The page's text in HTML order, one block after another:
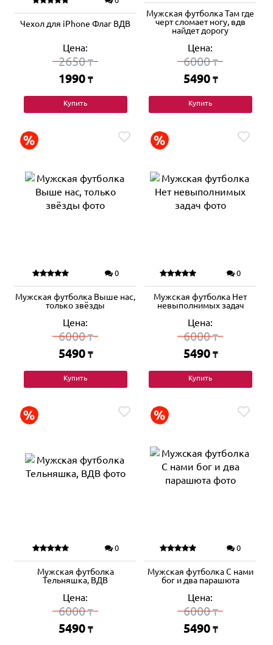
Чехол для iPhone Флаг ВДВ
Цена:
2650₸
1990 ₸
Купить
Мужская футболка Там где
черт сломает ногу, вдв
найдет дорогу
Цена:
6000₸
5490 ₸
Купить
0
Мужская футболка Выше нас,
только звёзды
Цена:
6000₸
5490 ₸
Купить
0
Мужская футболка Нет
невыполнимых задач
Цена:
6000₸
5490 ₸
Купить
0
Мужская футболка
Тельняшка, ВДВ
Цена:
6000₸
5490 ₸
0
Мужская футболка С нами
бог и два парашюта
Цена:
6000₸
5490 ₸